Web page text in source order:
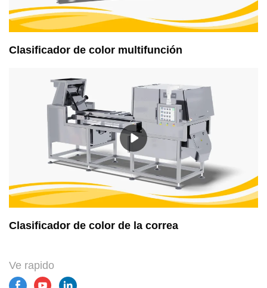
Clasificador de color multifunción
Clasificador de color de la correa
Ve rapido